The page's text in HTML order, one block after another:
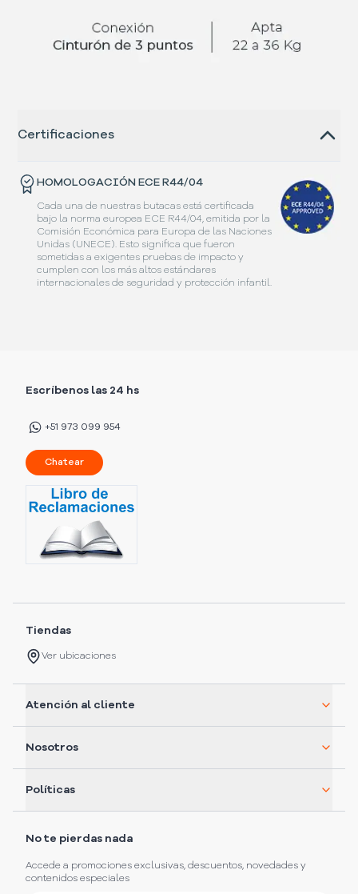
Certificaciones
HOMOLOGACIÓN ECE R44/04
Cada una de nuestras butacas está certificada
bajo la norma europea ECE R44/04, emitida por la
Comisión Económica para Europa de las Naciones
Unidas (UNECE). Esto significa que fueron
sometidas a exigentes pruebas de impacto y
cumplen con los más altos estándares
internacionales de seguridad y protección infantil.
Escríbenos las 24 hs
+51 973 099 954
Chatear
Tiendas
Ver ubicaciones
Atención al cliente
Nosotros
Políticas
No te pierdas nada
Accede a promociones exclusivas, descuentos, novedades y
contenidos especiales